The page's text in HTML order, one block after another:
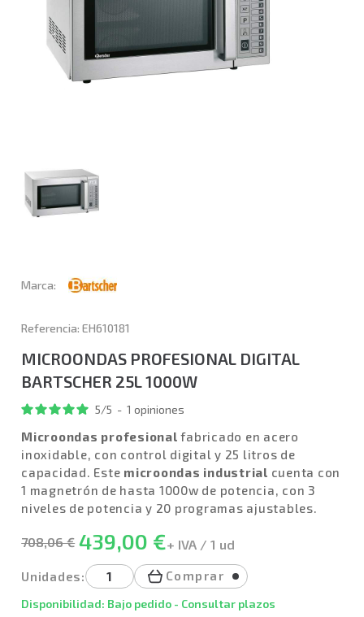
Marca:
Referencia: EH610181
MICROONDAS PROFESIONAL DIGITAL
BARTSCHER 25L 1000W
5/5 - 1opiniones
Microondas profesional fabricado en acero
inoxidable, con control digital y 25 litros de
capacidad. Este microondas industrial cuenta con
1 magnetrón de hasta 1000w de potencia, con 3
niveles de potencia y 20 programas ajustables.
708,06 € 439,00 €+ IVA / 1 ud
Unidades: Comprar
Disponibilidad: Bajo pedido - Consultar plazos